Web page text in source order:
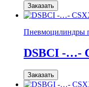
Заказать
Пневмоцилиндры
DSBCI -…-
Заказать